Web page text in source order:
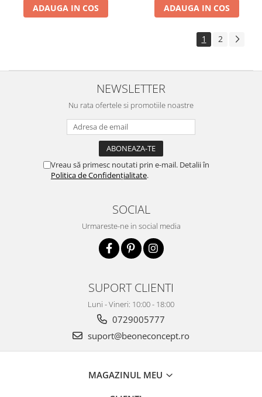
ADAUGA IN COS ADAUGA IN COS
1 2
NEWSLETTER
Nu rata ofertele si promotiile noastre
Vreau să primesc noutati prin e-mail. Detalii în
Politica de Confidențialitate.
SOCIAL
Urmareste-ne in social media
SUPORT CLIENTI
Luni - Vineri: 10:00 - 18:00
0729005777
suport@beoneconcept.ro
MAGAZINUL MEU